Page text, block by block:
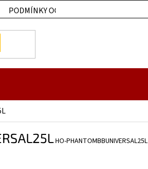
PODMÍNKY OCHRANY OSOBNÍCH ÚDAJŮ
HO-PHANTOMBBUNIVERSAL25L